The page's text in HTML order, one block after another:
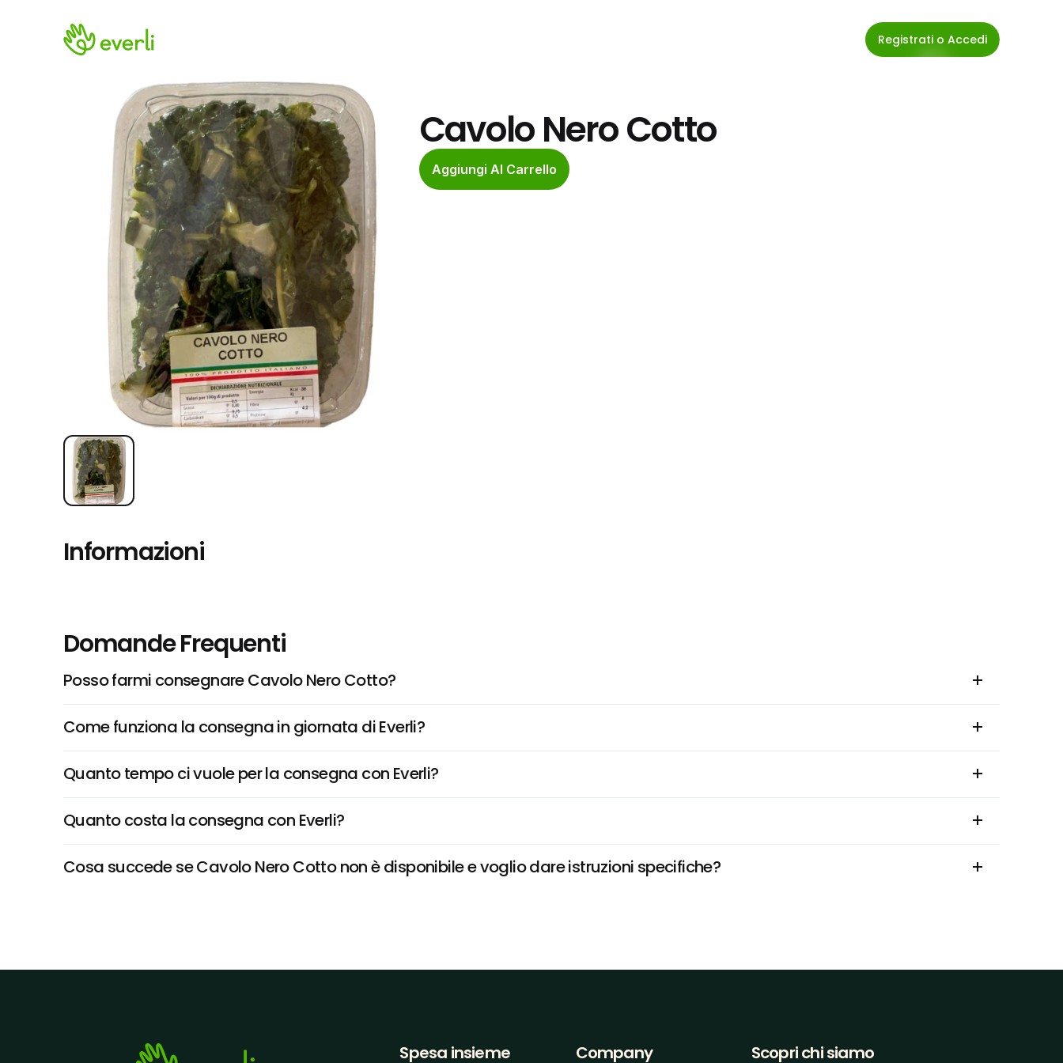
Registrati o Accedi
Cavolo Nero Cotto
Aggiungi Al Carrello
Informazioni
Domande Frequenti
Posso farmi consegnare Cavolo Nero Cotto?
Come funziona la consegna in giornata di Everli?
Quanto tempo ci vuole per la consegna con Everli?
Quanto costa la consegna con Everli?
Cosa succede se Cavolo Nero Cotto non è disponibile e voglio dare istruzioni specifiche?
Spesa insieme Company Scopri chi siamo